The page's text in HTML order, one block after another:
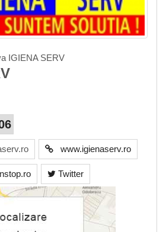
IGIENA SERV
www.igienaserv.ro
Twitter